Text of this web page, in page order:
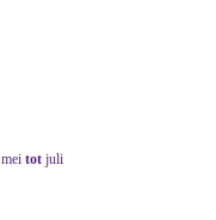
mei tot juli